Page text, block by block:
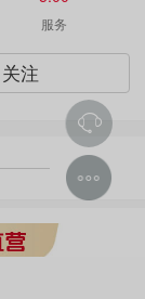
服务
关注